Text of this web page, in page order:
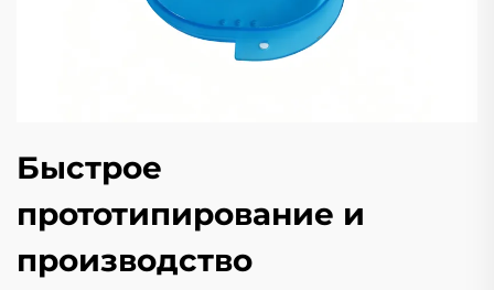
Быстрое
прототипирование и
производство